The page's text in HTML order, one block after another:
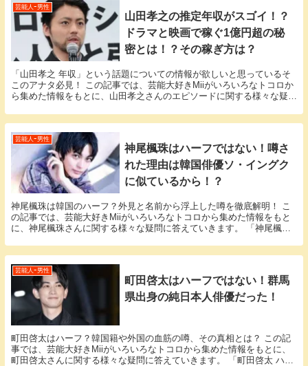
芸能人ｰ男性
山田孝之の推定年収がスゴイ！？
ドラマと映画で稼ぐ1億円超の秘
密とは！？その稼ぎ方は？
「山田孝之 年収」という話題についての情報が欲しいと思っているそ
このアナタ必見！ この記事では、芸能大好きMiiがいろいろなトコロか
ら集めた情報をもとに、山田孝之さんのエピソードに関する様々な疑問
芸能人ｰ男性
神尾楓珠はハーフではない！噂さ
れた理由は韓国俳優ソ・イングク
に似ているから！？
神尾楓珠は韓国のハーフ？外見と名前から浮上した噂を徹底解明！ こ
の記事では、芸能大好きMiiがいろいろなトコロから集めた情報をもと
に、神尾楓珠さんに関する様々な疑問に答えていきます。 「神尾楓珠
芸能人ｰ男性
町田啓太はハーフではない！群馬
県出身の純日本人俳優だった！
町田啓太はハーフ？韓国籍や外国の血筋の噂、その真相とは？ この記
事では、芸能大好きMiiがいろいろなトコロから集めた情報をもとに、
町田啓太さんに関する様々な疑問に答えていきます。 「町田啓太 ハー